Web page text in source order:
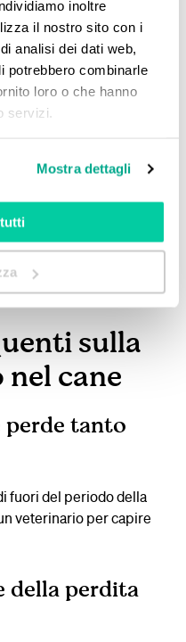
inoltre
il nostro sito con i
analisi dei dati web,
potrebbero combinarle
loro o che hanno
servizi.
Mostra dettagli
le cure in caso di
integratori per il pelo
, che vanno
possono produrre un
integratori per la
funzione antiossidante
cellulare oltre a
sulla
cane
perde tanto
fuori del periodo della
veterinario per capire
della perdita